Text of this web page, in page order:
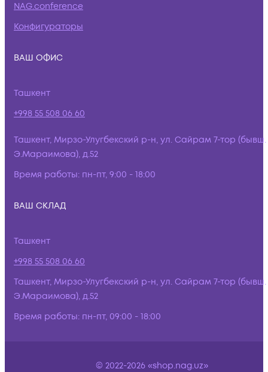
NAG.conference
Конфигураторы
ВАШ ОФИС
Ташкент
+998 55 508 06 60
Ташкент, Мирзо-Улугбекский р-н, ул. Сайрам 7-тор (бывш.
Э.Мараимова), д.52
Время работы: пн-пт, 9:00 - 18:00
ВАШ СКЛАД
Ташкент
+998 55 508 06 60
Ташкент, Мирзо-Улугбекский р-н, ул. Сайрам 7-тор (бывш.
Э.Мараимова), д.52
Время работы: пн-пт, 09:00 - 18:00
© 2022-2026 «shop.nag.uz»